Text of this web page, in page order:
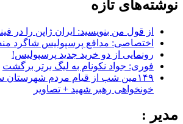
نوشته‌های تازه
از قول من بنویسید: ایران ژاپن را در
اختصاصی: مدافع پرسپولیس شاگرد
رونمایی از دو خرید جدید پرسپولیس!
فوری: جواد نکونام به لیگ برتر برگشت
۱۴۹مین شب از قیام مردم
خونخواهی رهبر شهید + تصاویر
مدیر :